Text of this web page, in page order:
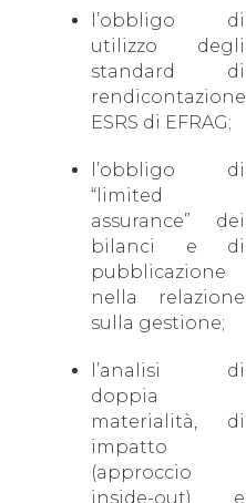
l’obbligo di
utilizzo degli
standard di
rendicontazione
ESRS di EFRAG;
l’obbligo di
“limited
assurance” dei
bilanci e di
pubblicazione
nella relazione
sulla gestione;
l’analisi di
doppia
materialità, di
impatto
(approccio
inside-out) e